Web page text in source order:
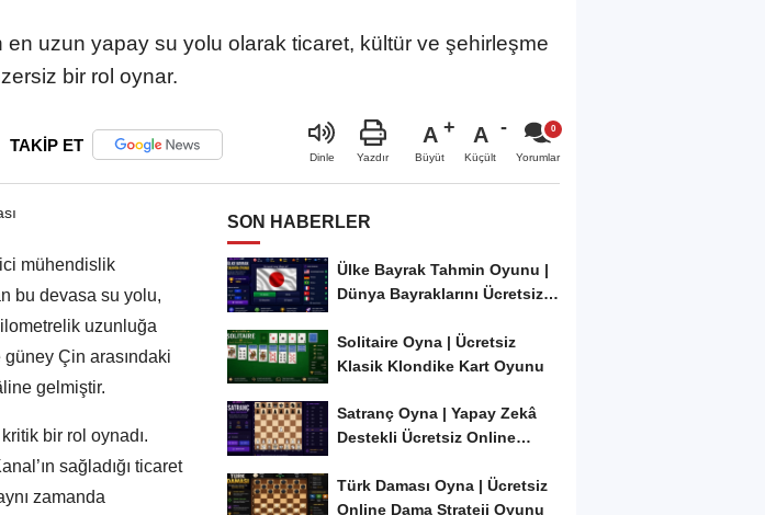
en uzun yapay su yolu olarak ticaret, kültür ve şehirleşme
bir rol oynar.
TAKİP ET
Dinle Yazdır
A
Büyüt
A
Küçült Yorumlar
mühendislik
bu devasa su yolu,
uzunluğa
güney Çin arasındaki
gelmiştir.
bir rol oynadı.
sağladığı ticaret
zamanda
SON HABERLER
Ülke Bayrak Tahmin Oyunu |
Dünya Bayraklarını Ücretsiz
Solitaire Oyna | Ücretsiz
Klasik Klondike Kart Oyunu
Satranç Oyna | Yapay Zekâ
Destekli Ücretsiz Online
Türk Daması Oyna | Ücretsiz
Online Dama Strateji Oyunu